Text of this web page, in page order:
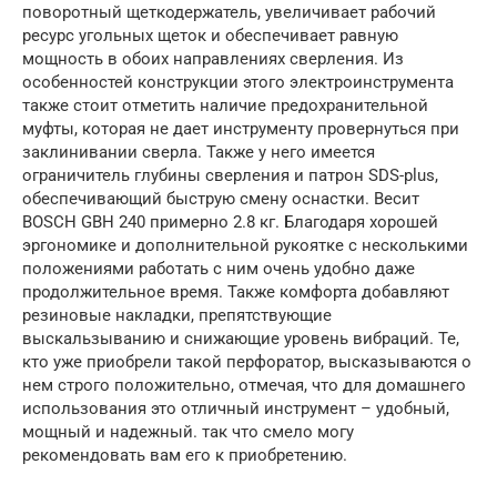
поворотный щеткодержатель, увеличивает рабочий
ресурс угольных щеток и обеспечивает равную
мощность в обоих направлениях сверления. Из
особенностей конструкции этого электроинструмента
также стоит отметить наличие предохранительной
муфты, которая не дает инструменту провернуться при
заклинивании сверла. Также у него имеется
ограничитель глубины сверления и патрон SDS-plus,
обеспечивающий быструю смену оснастки. Весит
BOSCH GBH 240 примерно 2.8 кг. Благодаря хорошей
эргономике и дополнительной рукоятке с несколькими
положениями работать с ним очень удобно даже
продолжительное время. Также комфорта добавляют
резиновые накладки, препятствующие
выскальзыванию и снижающие уровень вибраций. Те,
кто уже приобрели такой перфоратор, высказываются о
нем строго положительно, отмечая, что для домашнего
использования это отличный инструмент – удобный,
мощный и надежный. так что смело могу
рекомендовать вам его к приобретению.